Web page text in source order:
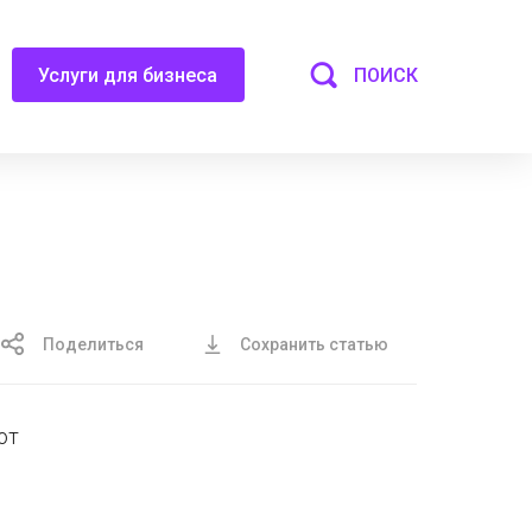
Услуги для бизнеса ПОИСК
Поделиться Сохранить статью